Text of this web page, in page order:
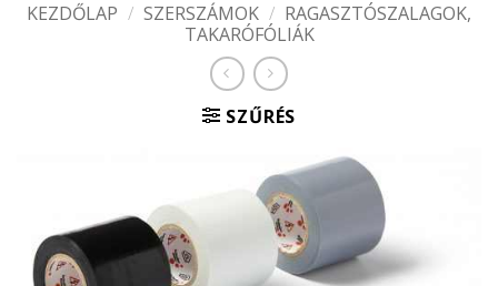
KEZDŐLAP / SZERSZÁMOK / RAGASZTÓSZALAGOK,
TAKARÓFÓLIÁK
SZŰRÉS